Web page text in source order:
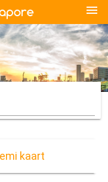
menu
kaart